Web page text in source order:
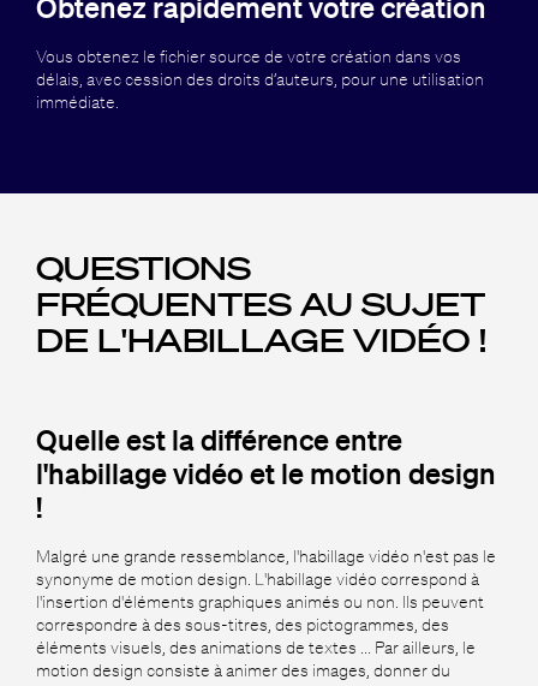
Vous obtenez le fichier source de votre création dans vos
délais, avec cession des droits d’auteurs, pour une utilisation
immédiate.
QUESTIONS
FRÉQUENTES AU SUJET
DE L'HABILLAGE VIDÉO !
Quelle est la différence entre
l'habillage vidéo et le motion design
!
Malgré une grande ressemblance, l'habillage vidéo n'est pas le
synonyme de motion design. L'habillage vidéo correspond à
l'insertion d'éléments graphiques animés ou non. Ils peuvent
correspondre à des sous-titres, des pictogrammes, des
éléments visuels, des animations de textes ... Par ailleurs, le
motion design consiste à animer des images, donner du